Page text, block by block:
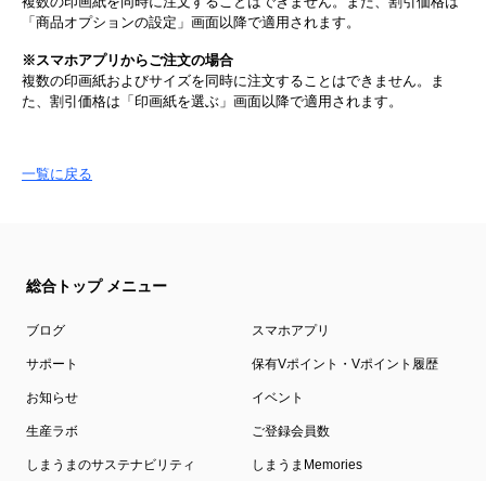
「商品オプションの設定」画面以降で適用されます。
※スマホアプリからご注文の場合
複数の印画紙およびサイズを同時に注文することはできません。ま
た、割引価格は「印画紙を選ぶ」画面以降で適用されます。
一覧に戻る
総合トップ メニュー
ブログ スマホアプリ
サポート 保有Vポイント・Vポイント履歴
お知らせ イベント
生産ラボ ご登録会員数
しまうまのサステナビリティ しまうまMemories